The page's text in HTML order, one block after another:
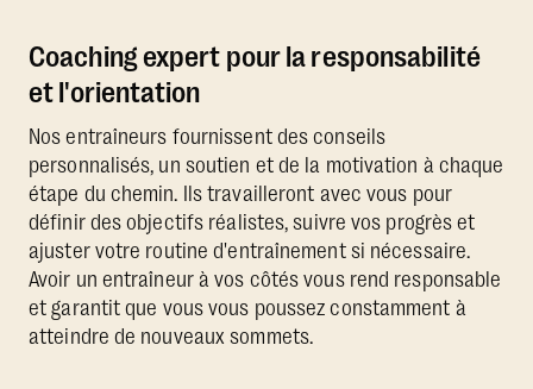
Coaching expert pour la responsabilité
et l'orientation
Nos entraîneurs fournissent des conseils
personnalisés, un soutien et de la motivation à chaque
étape du chemin. Ils travailleront avec vous pour
définir des objectifs réalistes, suivre vos progrès et
ajuster votre routine d'entraînement si nécessaire.
Avoir un entraîneur à vos côtés vous rend responsable
et garantit que vous vous poussez constamment à
atteindre de nouveaux sommets.